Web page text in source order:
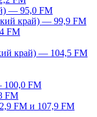
— 95,0 FM
край) — 99,9 FM
FM
край) — 104,5 FM
100,0 FM
FM
FM и 107,9 FM